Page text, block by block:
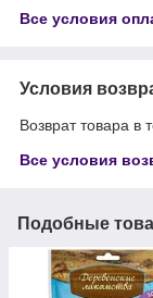
Все условия
Условия
Возврат товара в
Все условия
Подобные